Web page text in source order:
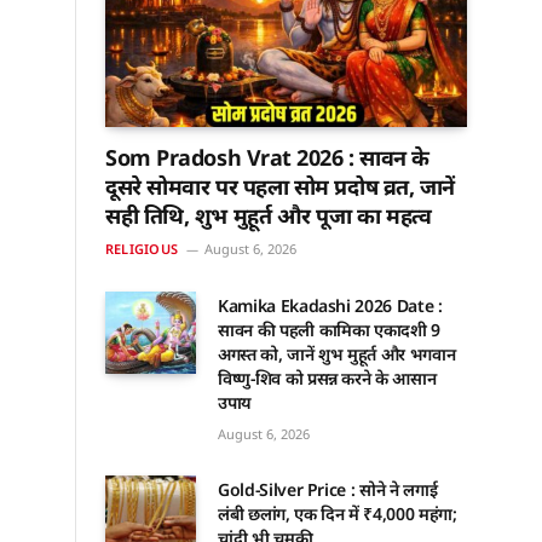
Som Pradosh Vrat 2026 : सावन के
दूसरे सोमवार पर पहला सोम प्रदोष व्रत, जानें
सही तिथि, शुभ मुहूर्त और पूजा का महत्व
RELIGIOUS August 6, 2026
Kamika Ekadashi 2026 Date :
सावन की पहली कामिका एकादशी 9
अगस्त को, जानें शुभ मुहूर्त और भगवान
विष्णु-शिव को प्रसन्न करने के आसान
उपाय
August 6, 2026
Gold-Silver Price : सोने ने लगाई
लंबी छलांग, एक दिन में ₹4,000 महंगा;